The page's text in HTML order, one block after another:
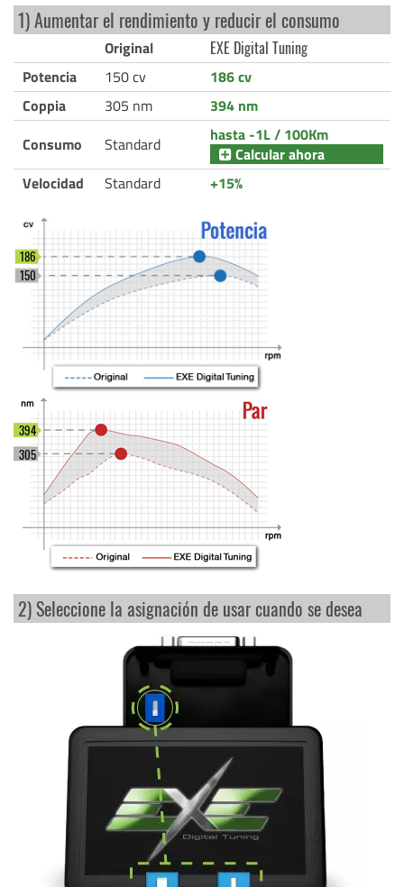
1) Aumentar el rendimiento y reducir el consumo
Original
EXE Digital Tuning
Potencia
150 cv
186 cv
Coppia
305 nm
394 nm
Consumo
Standard
hasta -1L / 100Km
Calcular ahora
Velocidad
Standard +15%
150
186
305
394
2) Seleccione la asignación de usar cuando se desea